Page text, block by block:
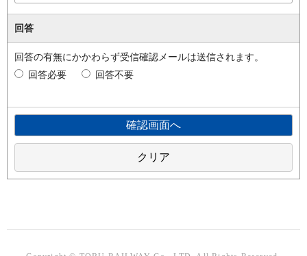
回答
回答の有無にかかわらず受信確認メールは送信されます。
回答必要
回答不要